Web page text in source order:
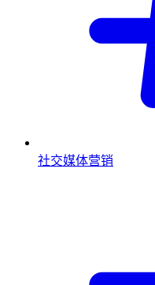
社交媒体营销